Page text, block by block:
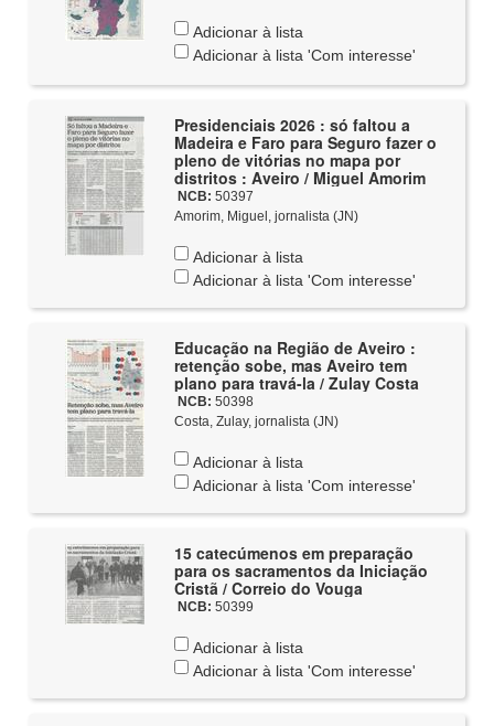
Adicionar à lista
Adicionar à lista 'Com interesse'
Presidenciais 2026 : só faltou a
Madeira e Faro para Seguro fazer o
pleno de vitórias no mapa por
distritos : Aveiro / Miguel Amorim
NCB: 50397
Amorim, Miguel, jornalista (JN)
Adicionar à lista
Adicionar à lista 'Com interesse'
Educação na Região de Aveiro :
retenção sobe, mas Aveiro tem
plano para travá-la / Zulay Costa
NCB: 50398
Costa, Zulay, jornalista (JN)
Adicionar à lista
Adicionar à lista 'Com interesse'
15 catecúmenos em preparação
para os sacramentos da Iniciação
Cristã / Correio do Vouga
NCB: 50399
Adicionar à lista
Adicionar à lista 'Com interesse'